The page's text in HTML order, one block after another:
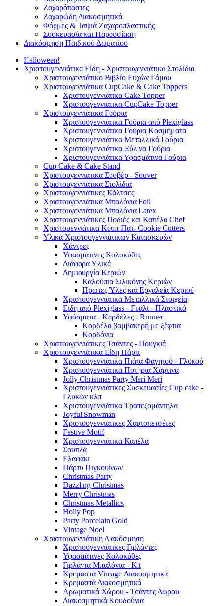
Ζαχαρόπαστες
Ζαχαρώδη Διακοσμητικά
Φόρμες & Ταψιά Ζαχαροπλαστικής
Συσκευασία και Παρουσίαση
Διακόσμηση Παιδικού Δωματίου
Halloween!
Χριστουγεννιάτικα Είδη - Χριστουγεννιάτικα Στολίδια
Χριστουγεννιάτικο Βιβλίο Ευχών Γάμου
Χριστουγεννιάτικα CupCake & Cake Toppers
Χριστουγεννιάτικα Cake Topper
Χριστουγεννιάτικα CupCake Topper
Χριστουγεννιάτικα Γούρια
Χριστουγεννιάτικα Γούρια από Plexiglass
Χριστουγεννιάτικα Γούρια Κοσμήματα
Χριστουγεννιάτικα Μεταλλικά Γούρια
Χριστουγεννιάτικα Ξύλινα Γούρια
Χριστουγεννιάτικα Υφασμάτινα Γούρια
Cup Cake & Cake Stand
Χριστουγεννιάτικα Σουβέρ - Souver
Χριστουγεννιάτικα Στολίδια
Χριστουγεννιάτικες Κάλτσες
Χριστουγεννιάτικα Μπαλόνια Foil
Χριστουγεννιάτικα Μπαλόνια Latex
Χριστουγεννιάτικες Ποδιές και Καπέλα Chef
Χριστουεννιάτικα Κουπ Πατ- Cookie Cutters
Υλικά Χριστουγεννιάτικων Κατασκευών
Χάντρες
Υφασμάτινες Κολοκύθες
Διάφορα Υλικά
Δημιουργία Κεριών
Καλούπια Σιλικόνης Κεριών
Πρώτες Ύλες και Εργαλεία Κεριού
Χριστουγεννιάτικα Μεταλλικά Στοιχεία
Είδη από Plexiglass - Γυαλί - Πλαστικό
Υφάσματα - Κορδέλες - Runner
Κορδέλα βαμβακερή με ξέφτια
Κορδόνια
Χριστουγεννιάτικες Τσάντες - Πουγκιά
Χριστουγεννιάτικα Είδη Πάρτι
Χριστουγεννιάτικα Πιάτα Φαγητού - Γλυκού
Χριστουγεννιάτικα Ποτήρια Χάρτινα
Jolly Christmas Party Meri Meri
Χριστουγεννιάτικες Συσκευασίες Cup cake -
Γλυκών κλπ
Χριστουγεννιάτικα Τραπεζομάντηλα
Joyful Snowman
Χριστουγεννιάτικες Χαρτοπετσέτες
Festive Motif
Χριστουγεννιάτικα Καπέλα
Σουπλά
Ελαφάκι
Πάρτυ Πιγκουίνων
Christmas Party
Dazzling Christmas
Merry Christmas
Christmas Metallics
Holly Pop
Party Porcelain Gold
Vintage Noel
Χριστουγεννιάτικη Διακόσμηση
Χριστουγεννιάτικες Γιρλάντες
Υφασμάτινες Κολοκύθες
Γιρλάντα Μπαλόνια - Kit
Κρεμαστά Vintage Διακοσμητικά
Κρεμαστά Διακοσμητικά
Αρωματικά Χώρου - Τσάντες Δώρου
Διακοσμητικά Κουδούνια